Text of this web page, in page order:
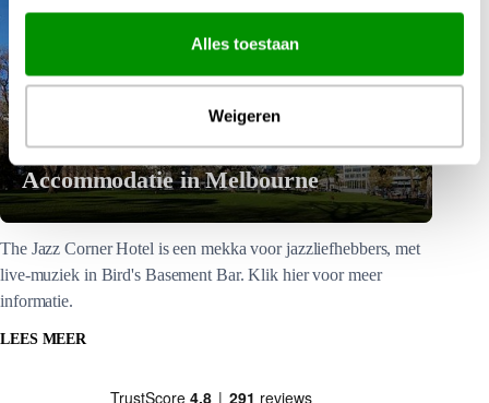
Alles toestaan
Weigeren
The Jazz Corner Hotel |
Accommodatie in Melbourne
The Jazz Corner Hotel is een mekka voor jazzliefhebbers, met
live-muziek in Bird's Basement Bar. Klik hier voor meer
informatie.
LEES MEER